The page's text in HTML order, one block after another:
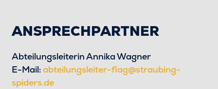
ANSPRECHPARTNER
Abteilungsleiterin Annika Wagner
E-Mail:abteilungsleiter-flag@straubing-
spiders.de